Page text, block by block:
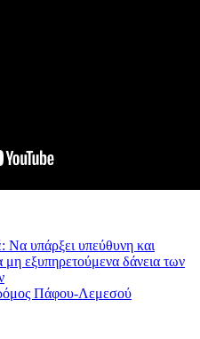
Να υπάρξει υπεύθυνη και
μη εξυπηρετούμενα δάνεια των
Πάφου-Λεμεσού